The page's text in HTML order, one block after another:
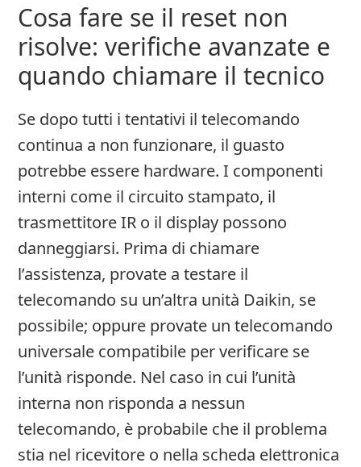
Cosa fare se il reset non
risolve: verifiche avanzate e
quando chiamare il tecnico
Se dopo tutti i tentativi il telecomando
continua a non funzionare, il guasto
potrebbe essere hardware. I componenti
interni come il circuito stampato, il
trasmettitore IR o il display possono
danneggiarsi. Prima di chiamare
l’assistenza, provate a testare il
telecomando su un’altra unità Daikin, se
possibile; oppure provate un telecomando
universale compatibile per verificare se
l’unità risponde. Nel caso in cui l’unità
interna non risponda a nessun
telecomando, è probabile che il problema
stia nel ricevitore o nella scheda elettronica